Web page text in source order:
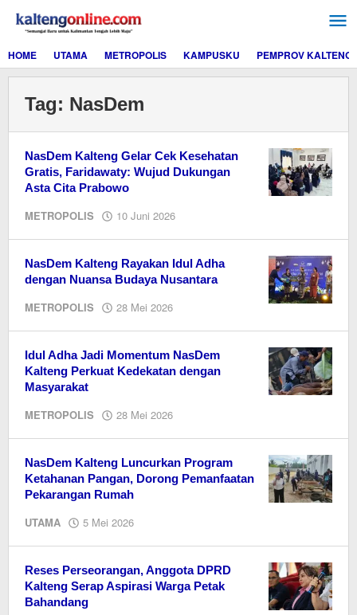
konten
HOME
UTAMA METROPOLIS KAMPUSKU PEMPROV KALTENG
Tag: NasDem
NasDem Kalteng Gelar Cek Kesehatan
Gratis, Faridawaty: Wujud Dukungan
Asta Cita Prabowo
METROPOLIS 10 Juni 2026
NasDem Kalteng Rayakan Idul Adha
dengan Nuansa Budaya Nusantara
METROPOLIS 28 Mei 2026
Idul Adha Jadi Momentum NasDem
Kalteng Perkuat Kedekatan dengan
Masyarakat
METROPOLIS 28 Mei 2026
NasDem Kalteng Luncurkan Program
Ketahanan Pangan, Dorong Pemanfaatan
Pekarangan Rumah
UTAMA 5 Mei 2026
Reses Perseorangan, Anggota DPRD
Kalteng Serap Aspirasi Warga Petak
Bahandang